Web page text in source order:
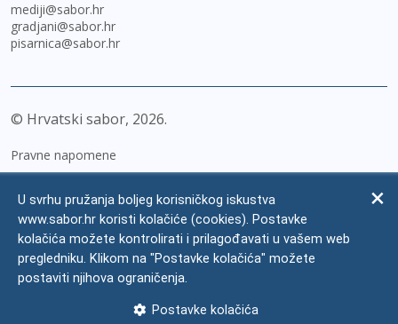
mediji@sabor.hr
gradjani@sabor.hr
pisarnica@sabor.hr
© Hrvatski sabor, 2026
Pravne napomene
Zaštita osobnih podataka
Impressum
Česta pitanja
U svrhu pružanja boljeg korisničkog iskustva
www.sabor.hr koristi kolačiće (cookies). Postavke
kolačića možete kontrolirati i prilagođavati u vašem web
pregledniku. Klikom na "Postavke kolačića" možete
postaviti njihova ograničenja.
Postavke kolačića